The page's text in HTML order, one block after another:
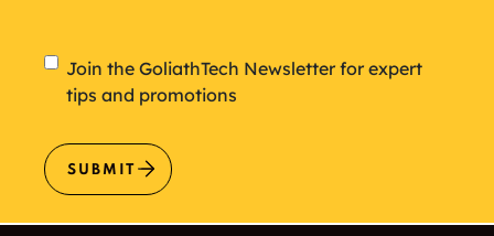
Newsletter
Join the GoliathTech Newsletter for expert
tips and promotions
SUBMIT